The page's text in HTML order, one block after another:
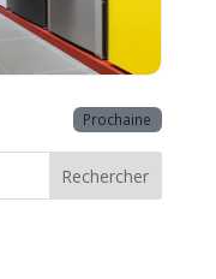
Prochaine
Rechercher